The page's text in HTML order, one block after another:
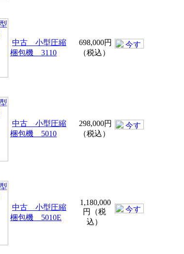
中古 小型圧縮
梱包機 3110
698,000円
（税込）
中古 小型圧縮
梱包機 5010
298,000円
（税込）
中古 小型圧縮
梱包機 5010E
1,180,000
円（税
込）